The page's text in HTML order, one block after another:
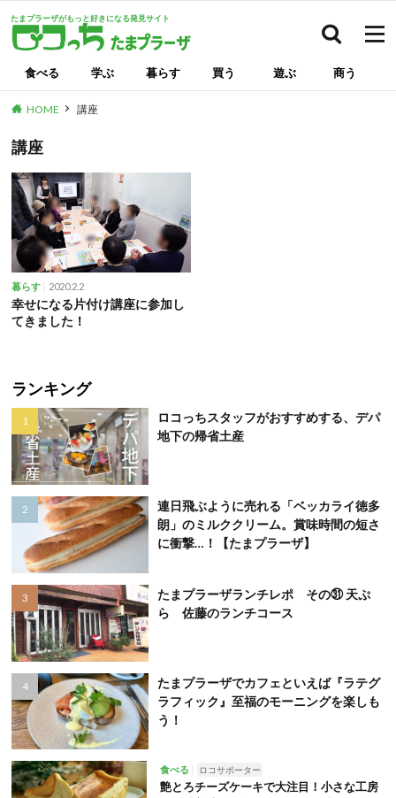
たまプラーザがもっと好きになる発見サイト
食べる 学ぶ 暮らす 買う 遊ぶ 商う
HOME 講座
講座
暮らす 2020.2.2
幸せになる片付け講座に参加し
てきました！
ランキング
ロコっちスタッフがおすすめする、デパ
地下の帰省土産
連日飛ぶように売れる「ベッカライ徳多
朗」のミルククリーム。賞味時間の短さ
に衝撃…！【たまプラーザ】
たまプラーザランチレポ その㉛ 天ぷ
ら 佐藤のランチコース
たまプラーザでカフェといえば『ラテグ
ラフィック』至福のモーニングを楽しも
う！
食べる ロコサポーター
艶とろチーズケーキで大注目！小さな工房